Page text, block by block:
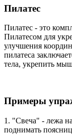
Пилатес
Пилатес - это
Пилатесом для
улучшения
пилатеса
тела, укрепить
Примеры
1. "Свеча" - лежа
поднимать